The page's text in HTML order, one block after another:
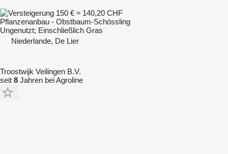
150 € ≈ 140,20 CHF
Pflanzenanbau - Obstbaum-Schössling
Ungenutzt; Einschließlich Gras
Niederlande, De Lier
Troostwijk Veilingen B.V.
seit 8 Jahren bei Agroline